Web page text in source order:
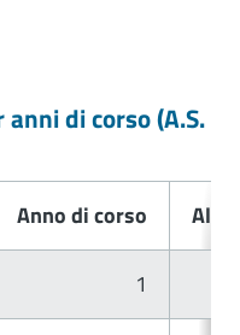
di corso (A.S.
Anno di corso
1